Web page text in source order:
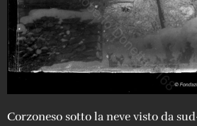
Corzoneso sotto la neve visto da